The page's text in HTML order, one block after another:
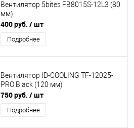
Вентилятор 5bites FB8015S-12L3 (80
мм)
400 руб. / шт
Подробнее
Вентилятор ID-COOLING TF-12025-
PRO Black (120 мм)
750 руб. / шт
Подробнее